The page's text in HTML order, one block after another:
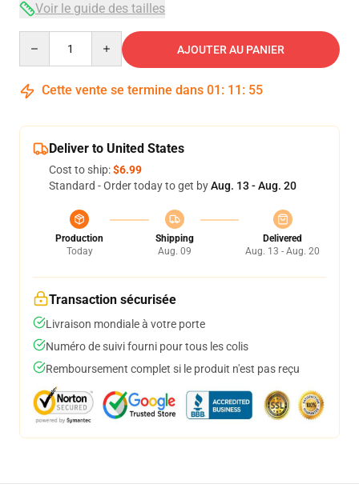
Voir le guide des tailles
AJOUTER AU PANIER
Cette vente se termine dans 01 : 11 : 54
Deliver to United States
Cost to ship:$6.99
Standard - Order today to get byAug. 13 - Aug. 20
Production
Today
Shipping
Aug. 09
Delivered
Aug. 13 - Aug. 20
Transaction sécurisée
Livraison mondiale à votre porte
Numéro de suivi fourni pour tous les colis
Remboursement complet si le produit n'est pas reçu